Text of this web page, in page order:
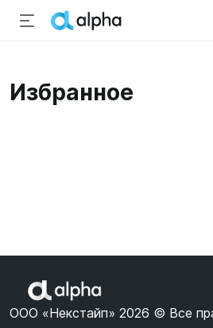
Избранное
ООО «Некстайп» 2026 © Все